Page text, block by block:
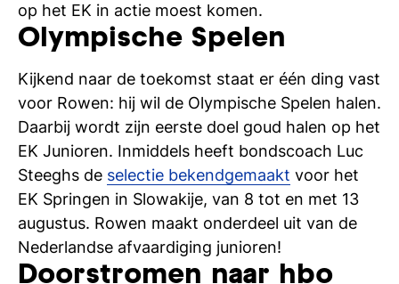
op het EK in actie moest komen.
Olympische Spelen
Kijkend naar de toekomst staat er één ding vast
voor Rowen: hij wil de Olympische Spelen halen.
Daarbij wordt zijn eerste doel goud halen op het
EK Junioren. Inmiddels heeft bondscoach Luc
Steeghs de selectie bekendgemaakt voor het
EK Springen in Slowakije, van 8 tot en met 13
augustus. Rowen maakt onderdeel uit van de
Nederlandse afvaardiging junioren!
Doorstromen naar hbo